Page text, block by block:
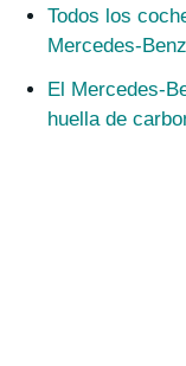
Todos los
Mercedes-Benz
El Mercedes-
huella de